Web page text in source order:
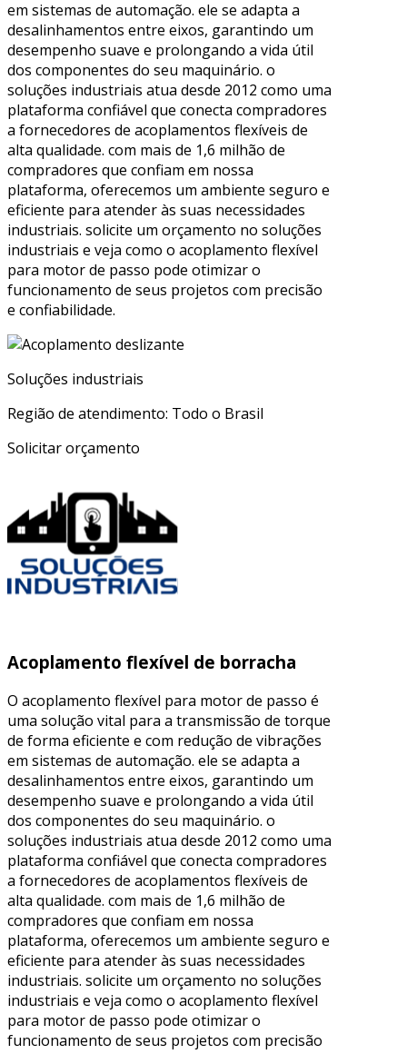
em sistemas de automação. ele se adapta a
desalinhamentos entre eixos, garantindo um
desempenho suave e prolongando a vida útil
dos componentes do seu maquinário. o
soluções industriais atua desde 2012 como uma
plataforma confiável que conecta compradores
a fornecedores de acoplamentos flexíveis de
alta qualidade. com mais de 1,6 milhão de
compradores que confiam em nossa
plataforma, oferecemos um ambiente seguro e
eficiente para atender às suas necessidades
industriais. solicite um orçamento no soluções
industriais e veja como o acoplamento flexível
para motor de passo pode otimizar o
funcionamento de seus projetos com precisão
e confiabilidade.
Soluções industriais
Região de atendimento: Todo o Brasil
Solicitar orçamento
Acoplamento flexível de borracha
O acoplamento flexível para motor de passo é
uma solução vital para a transmissão de torque
de forma eficiente e com redução de vibrações
em sistemas de automação. ele se adapta a
desalinhamentos entre eixos, garantindo um
desempenho suave e prolongando a vida útil
dos componentes do seu maquinário. o
soluções industriais atua desde 2012 como uma
plataforma confiável que conecta compradores
a fornecedores de acoplamentos flexíveis de
alta qualidade. com mais de 1,6 milhão de
compradores que confiam em nossa
plataforma, oferecemos um ambiente seguro e
eficiente para atender às suas necessidades
industriais. solicite um orçamento no soluções
industriais e veja como o acoplamento flexível
para motor de passo pode otimizar o
funcionamento de seus projetos com precisão